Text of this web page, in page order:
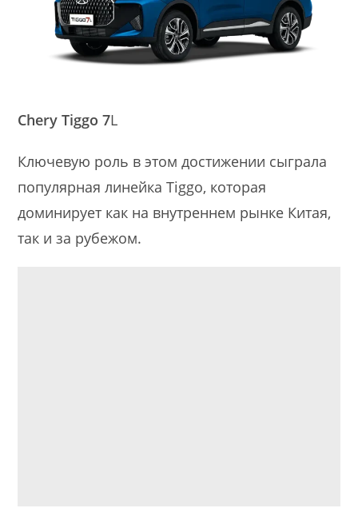
Chery Tiggo 7L
Ключевую роль в этом достижении сыграла
популярная линейка Tiggo, которая
доминирует как на внутреннем рынке Китая,
так и за рубежом.